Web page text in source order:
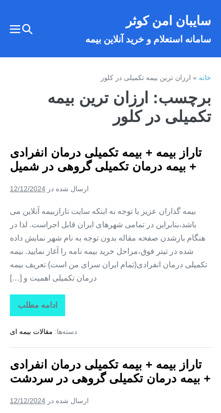
سایبان امن کوثر
سامانه استعلام و خرید آنلاین بیمه
تغییر
خانه»ارزان ترین بیمه تکمیلی در کلور
برچسب: ارزان ترین بیمه
تکمیلی در کلور
تاراز بیمه + بیمه تکمیلی درمان انفرادی
+ بیمه درمان تکمیلی گروهی در شمیل
ارسال شده در 12/12/2024
بیمه گذاران عزیز با توجه به اینکه سایت تارازبیمه آنلاین می
باشد،بنابراین در تمامی شهرهای ایران قابل اجراست. لذا در
هنگام بازشدن صفحه مقاله بدون توجه به نام شهر نمایش داده
شده در تیتر فوق،مراحل خرید بیمه نامه را آغاز نمایید. بیمه
تکمیلی درمان انفرادی(تمام ایران سرای من است) تعریف بیمه
درمان تکمیلی اهمیت و […]
ادامه مطلب
تاراز
بیمه
بیمه
درمان
+
بیمه
درمان
تکمیلی
در
دسته‌ها: مقالات بیمه ای
تاراز بیمه + بیمه تکمیلی درمان انفرادی
+ بیمه درمان تکمیلی گروهی در سردشت
ارسال شده در 12/12/2024